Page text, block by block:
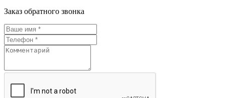
Заказ обратного звонка